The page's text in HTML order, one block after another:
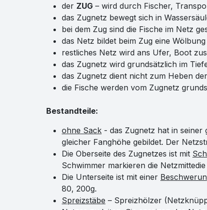
der ZUG – wird durch Fischer,
das Zugnetz bewegt sich in
bei dem Zug sind die Fische im Netz
das Netz bildet beim Zug eine
restliches Netz wird ans Ufer, Boot
das Zugnetz wird grundsätzlich im
das Zugnetz dient nicht zum Heben
die Fische werden vom Zugnetz
Bestandteile:
ohne Sack - das Zugnetz hat in seiner
gleicher Fanghöhe gebildet. Der
Die Oberseite des Zugnetzes ist mit
Schwimmer markieren die
Die Unterseite ist mit einer
80, 200g.
Spreizstäbe – Spreizhölzer